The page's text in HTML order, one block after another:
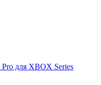
для XBOX Series